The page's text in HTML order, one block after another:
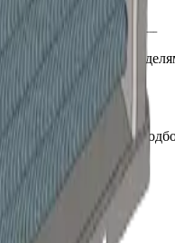
к этим
базе калькулятора